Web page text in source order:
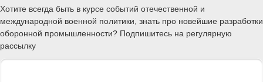
Хотите всегда быть в курсе событий отечественной и
международной военной политики, знать про новейшие разработки
оборонной промышленности? Подпишитесь на регулярную
рассылку